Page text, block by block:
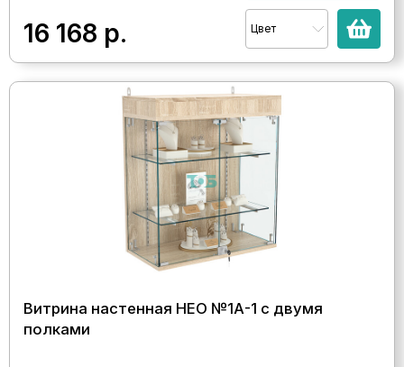
16 168 р. Цвет
Витрина настенная НЕО №1А-1 с двумя
полками